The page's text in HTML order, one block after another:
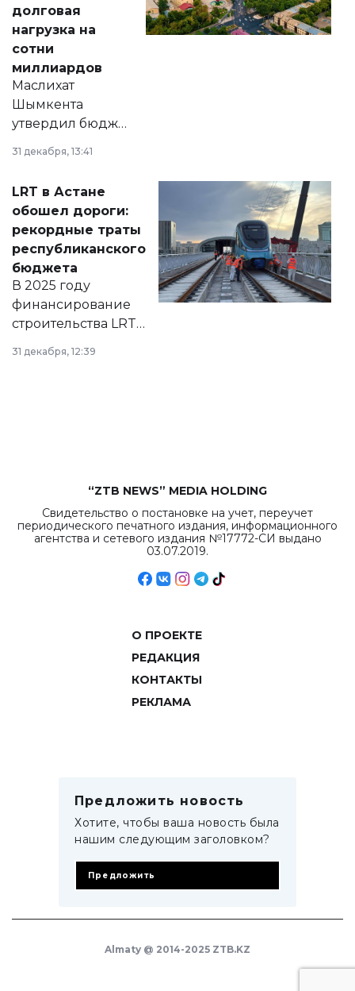
долговая
нагрузка на
сотни
миллиардов
Маслихат
Шымкента
утвердил бюджет
города на 2026–
2028 годы.
документ
появился в базе
нормативных
правовых актов и
на сайте маслихат
города.
31 декабря, 13:41
LRT в Астане
обошел дороги:
рекордные траты
республиканского
бюджета
В 2025 году
финансирование
строительства LRT
в Астане из
республиканского
31 декабря, 12:39
“ZTB NEWS” MEDIA HOLDING
Свидетельство о постановке на учет, переучет
периодического печатного издания, информационного
агентства и сетевого издания №17772-СИ выдано
03.07.2019.
О ПРОЕКТЕ
РЕДАКЦИЯ
КОНТАКТЫ
РЕКЛАМА
Предложить новость
Хотите, чтобы ваша новость была
нашим следующим заголовком?
Предложить
Almaty @ 2014-2025 ZTB.KZ